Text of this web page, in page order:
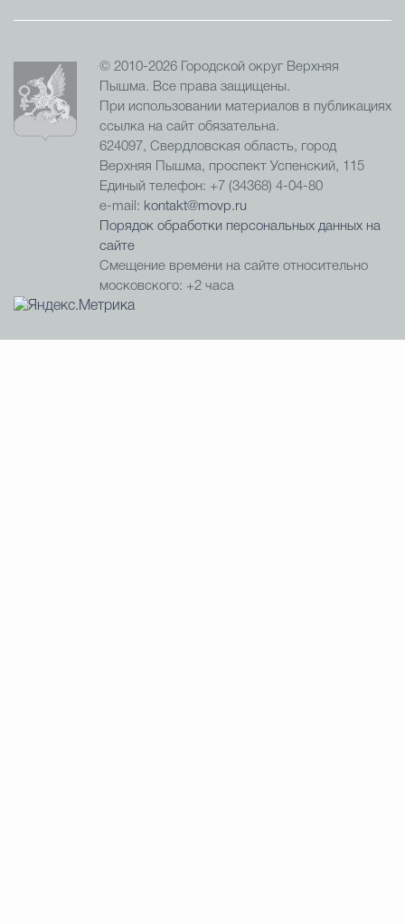
© 2010-2026 Городской округ Верхняя
Пышма. Все права защищены.
При использовании материалов в публикациях
ссылка на сайт обязательна.
624097, Свердловская область, город
Верхняя Пышма, проспект Успенский, 115
Единый телефон: +7 (34368) 4-04-80
e-mail: kontakt@movp.ru
Порядок обработки персональных данных на
сайте
Смещение времени на сайте относительно
московского: +2 часа